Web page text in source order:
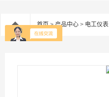
首页>产品中心 > 电工仪表